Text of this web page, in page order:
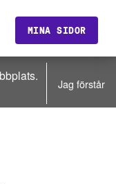
MINA SIDOR
Jag förstår